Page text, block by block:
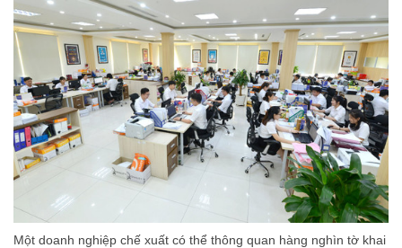
Một doanh nghiệp chế xuất có thể thông quan hàng nghìn tờ khai